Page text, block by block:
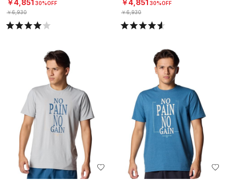
￥4,851 30%OFF
￥6,930
￥4,851 30%OFF
￥6,930